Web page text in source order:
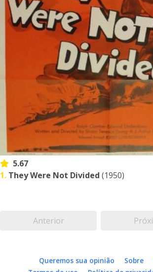
5.67
1. They Were Not Divided (1950)
Anterior
Queremos sua opinião Sobre